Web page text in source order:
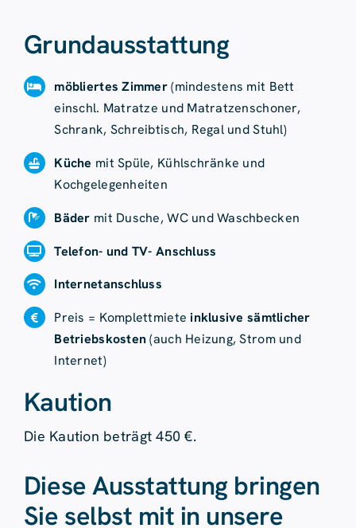
Grundausstattung
möbliertes Zimmer(mindestens mit Bett
einschl. Matratze und Matratzenschoner,
Schrank, Schreibtisch, Regal und Stuhl)
Küche mit Spüle, Kühlschränke und
Kochgelegenheiten
Bäder mit Dusche, WC und Waschbecken
Telefon- und TV- Anschluss
Internetanschluss
Preis = Komplettmieteinklusive sämtlicher
Betriebskosten(auch Heizung, Strom und
Internet)
Kaution
Die Kaution beträgt 450 €.
Diese Ausstattung bringen
Sie selbst mit in unsere